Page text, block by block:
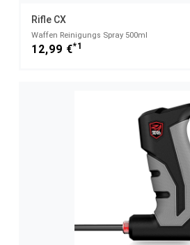
Rifle CX
Waffen Reinigungs Spray 500ml
12,99 €*1